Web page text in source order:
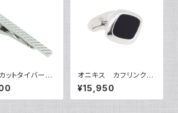
ットタイバー
オニキス カフリンク
ス VQC-1213B
¥15,950